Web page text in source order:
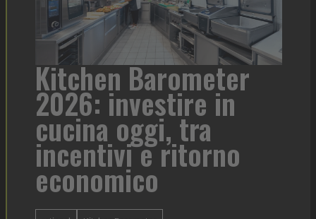
Heinz Mayonnaise:
formato per ogni
contesto di servizio
Heinz Mayonnaise Heinz
La novità di quest'anno è la Chef Bottle 1L:
ergonomica, con perfetta visibilità sul contenuto e